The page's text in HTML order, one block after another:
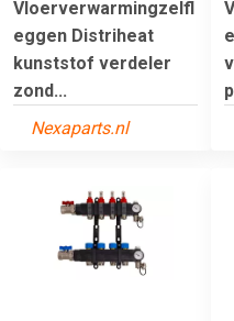
Vloerverwarmingzelfl
eggen Distriheat
kunststof verdeler
zond...
Nexaparts.nl